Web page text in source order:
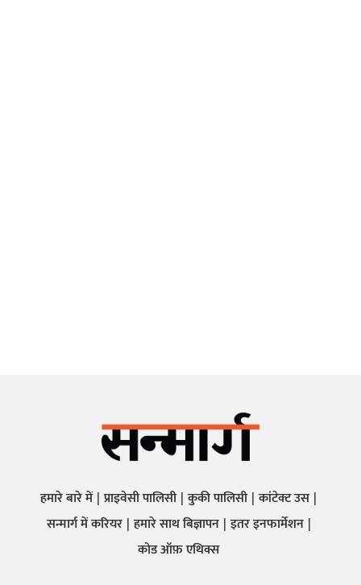
हमारे बारे में प्राइवेसी पालिसी कुकी पालिसी कांटेक्ट उस
सन्मार्ग में करियर हमारे साथ बिज्ञापन इतर इनफार्मेशन
कोड ऑफ़ एथिक्स